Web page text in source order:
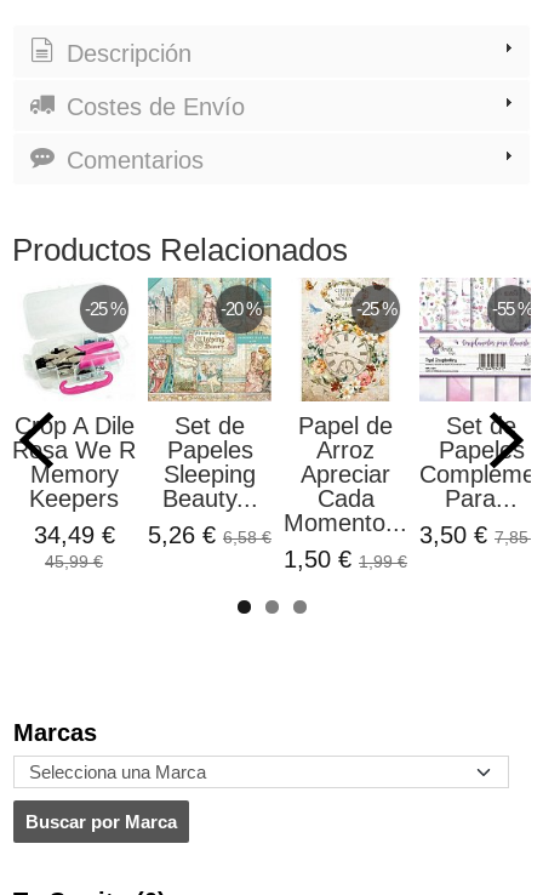
Marcas
Descripción
Costes de Envío
Comentarios
Productos Relacionados
-25 %
Crop A Dile
Rosa We R
Memory
Keepers
34,49 €
45,99 €
-20 %
Set de
Papeles
Sleeping
Beauty...
5,26 € 6,58 €
-25 %
Papel de
Arroz
Apreciar
Cada
Momento...
1,50 € 1,99 €
-55 %
Set de
Papeles
Para...
3,50 € 7,85 €